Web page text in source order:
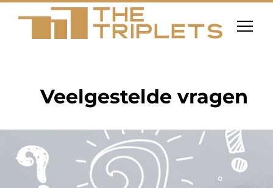
Veelgestelde vragen